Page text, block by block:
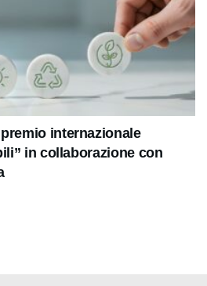
internazionale
in collaborazione con